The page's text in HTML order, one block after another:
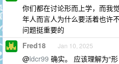
你们都在讨论形而上学，而我
年人而言人为什么要活着也许
问题挺重要的
Fred18 Jan 10, 2025
@ldcr99 确实。 应该理解为“